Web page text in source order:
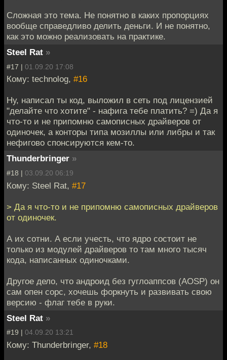
Сложная это тема. Не понятно в каких пропорциях
вообще справедливо делить деньги. И не понятно,
как это можно реализовать на практике.
Steel Rat »
#17 | 01.09.20 17:08
Кому: technolog, #16
Ну, написал ты код, выложил в сеть под лицензией
"делайте что хотите" - нафига тебе платить? =) Да я
что-то и не припомню самописных драйверов от
одиночек, а конторы типа мозиллы или либры и так
нефигово спонсируются кем-то.
Thunderbringer »
#18 | 03.09.20 06:19
Кому: Steel Rat, #17
> Да я что-то и не припомню самописных драйверов
от одиночек.
А их сотни. А если учесть, что ядро состоит не
только из модулей драйверов то там много тысяч
кода, написанных одиночками.
Другое дело, что андроид без гуглоаппсов (AOSP) он
сам опен сорс, хочешь форкнуть и развивать свою
версию - флаг тебе в руки.
Steel Rat »
#19 | 04.09.20 13:21
Кому: Thunderbringer, #18